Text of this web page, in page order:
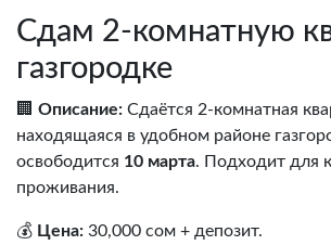
Сдам 2-комнатную
газгородке
🏢 Описание: Сдаётся 2-комнатная
находящаяся в удобном районе
освободится 10 марта. Подходит для
проживания.
💰 Цена: 30,000 сом + депозит.